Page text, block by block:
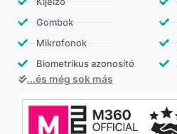
Gombok
Mikrofonok
Biometrikus azonosító
...és még sok más